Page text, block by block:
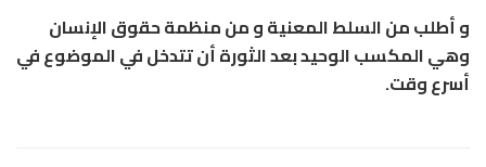
و أطلب من السلط المعنية و من منظمة حقوق الإنسان
وهي المكسب الوحيد بعد الثورة أن تتدخل في الموضوع في
أسرع وقت.